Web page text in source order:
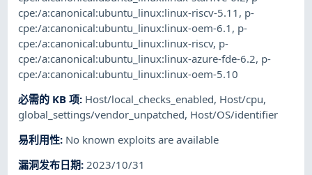
cpe:/a:canonical:ubuntu_linux:linux-riscv-5.11 , p-
cpe:/a:canonical:ubuntu_linux:linux-oem-6.1 , p-
cpe:/a:canonical:ubuntu_linux:linux-riscv, p-
cpe:/a:canonical:ubuntu_linux:linux-azure-fde-6.2, p-
cpe:/a:canonical:ubuntu_linux:linux-oem-5.10
必需的 KB 项: Host/local_checks_enabled, Host/cpu,
global_settings/vendor_unpatched, Host/OS/identifier
易利用性: No known exploits are available
漏洞发布日期:2023/10/31